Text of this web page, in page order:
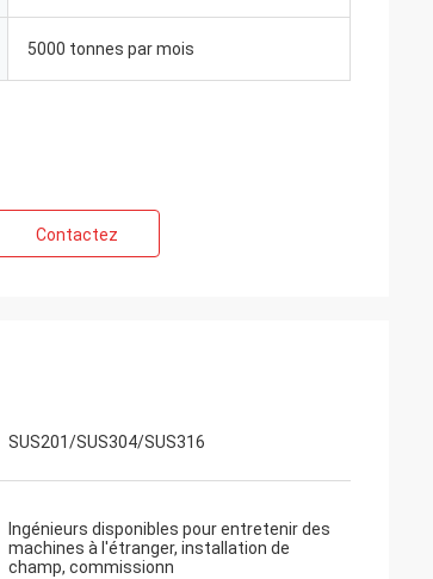
5000 tonnes par mois
Contactez
SUS201/SUS304/SUS316
Ingénieurs disponibles pour entretenir des
machines à l'étranger, installation de
champ, commissionn